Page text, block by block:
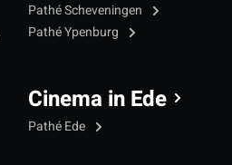
Pathé Scheveningen
Pathé Ypenburg
Cinema in Ede
Pathé Ede